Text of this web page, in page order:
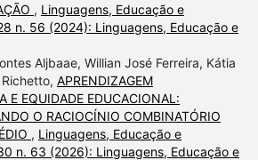
, Linguagens, Educação e
n. 56 (2024): Linguagens, Educação e
Aljbaae, Willian José Ferreira, Kátia
APRENDIZAGEM
E EQUIDADE EDUCACIONAL:
O RACIOCÍNIO COMBINATÓRIO
, Linguagens, Educação e
n. 63 (2026): Linguagens, Educação e